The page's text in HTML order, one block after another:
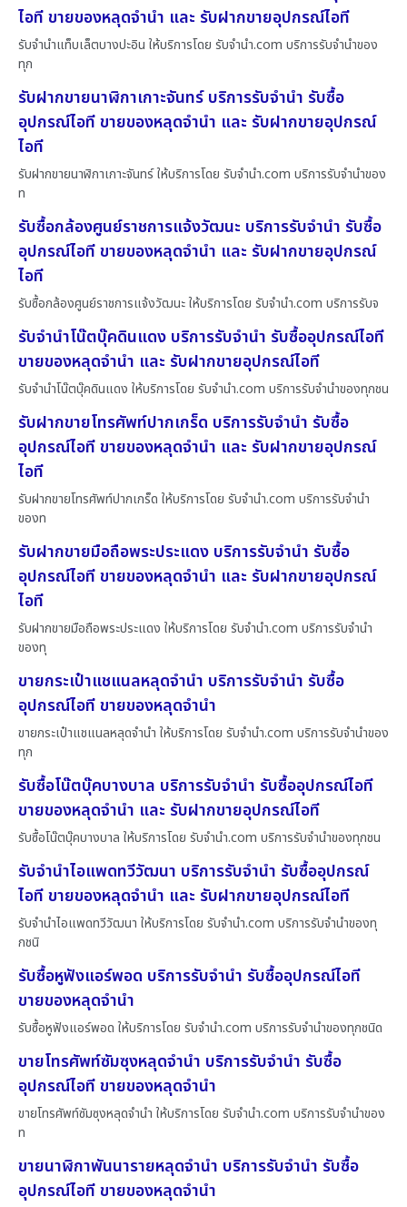
ไอที ขายของหลุดจำนำ และ รับฝากขายอุปกรณ์ไอที
รับจำนำแท็บเล็ตบางปะอิน ให้บริการโดย รับจํานํา.com บริการรับจำนำของ
ทุก
รับฝากขายนาฬิกาเกาะจันทร์ บริการรับจำนำ รับซื้อ
อุปกรณ์ไอที ขายของหลุดจำนำ และ รับฝากขายอุปกรณ์
ไอที
รับฝากขายนาฬิกาเกาะจันทร์ ให้บริการโดย รับจํานํา.com บริการรับจำนำของ
ท
รับซื้อกล้องศูนย์ราชการแจ้งวัฒนะ บริการรับจำนำ รับซื้อ
อุปกรณ์ไอที ขายของหลุดจำนำ และ รับฝากขายอุปกรณ์
ไอที
รับซื้อกล้องศูนย์ราชการแจ้งวัฒนะ ให้บริการโดย รับจํานํา.com บริการรับจ
รับจำนำโน๊ตบุ๊คดินแดง บริการรับจำนำ รับซื้ออุปกรณ์ไอที
ขายของหลุดจำนำ และ รับฝากขายอุปกรณ์ไอที
รับจำนำโน๊ตบุ๊คดินแดง ให้บริการโดย รับจํานํา.com บริการรับจำนำของทุกชน
รับฝากขายโทรศัพท์ปากเกร็ด บริการรับจำนำ รับซื้อ
อุปกรณ์ไอที ขายของหลุดจำนำ และ รับฝากขายอุปกรณ์
ไอที
รับฝากขายโทรศัพท์ปากเกร็ด ให้บริการโดย รับจํานํา.com บริการรับจำนำ
ของท
รับฝากขายมือถือพระประแดง บริการรับจำนำ รับซื้อ
อุปกรณ์ไอที ขายของหลุดจำนำ และ รับฝากขายอุปกรณ์
ไอที
รับฝากขายมือถือพระประแดง ให้บริการโดย รับจํานํา.com บริการรับจำนำ
ของทุ
ขายกระเป๋าแชแนลหลุดจำนำ บริการรับจำนำ รับซื้อ
อุปกรณ์ไอที ขายของหลุดจำนำ
ขายกระเป๋าแชแนลหลุดจำนำ ให้บริการโดย รับจํานํา.com บริการรับจำนำของ
ทุก
รับซื้อโน๊ตบุ๊คบางบาล บริการรับจำนำ รับซื้ออุปกรณ์ไอที
ขายของหลุดจำนำ และ รับฝากขายอุปกรณ์ไอที
รับซื้อโน๊ตบุ๊คบางบาล ให้บริการโดย รับจํานํา.com บริการรับจำนำของทุกชน
รับจำนำไอแพดทวีวัฒนา บริการรับจำนำ รับซื้ออุปกรณ์
ไอที ขายของหลุดจำนำ และ รับฝากขายอุปกรณ์ไอที
รับจำนำไอแพดทวีวัฒนา ให้บริการโดย รับจํานํา.com บริการรับจำนำของทุ
กชนิ
รับซื้อหูฟังแอร์พอด บริการรับจำนำ รับซื้ออุปกรณ์ไอที
ขายของหลุดจำนำ
รับซื้อหูฟังแอร์พอด ให้บริการโดย รับจํานํา.com บริการรับจำนำของทุกชนิด
ขายโทรศัพท์ซัมซุงหลุดจำนำ บริการรับจำนำ รับซื้อ
อุปกรณ์ไอที ขายของหลุดจำนำ
ขายโทรศัพท์ซัมซุงหลุดจำนำ ให้บริการโดย รับจํานํา.com บริการรับจำนำของ
ท
ขายนาฬิกาพันนารายหลุดจำนำ บริการรับจำนำ รับซื้อ
อุปกรณ์ไอที ขายของหลุดจำนำ